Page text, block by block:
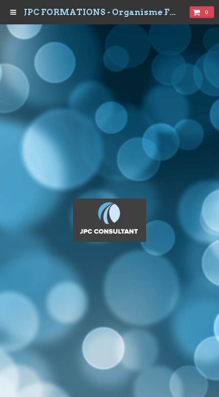
JPC FORMATIONS - Organisme Formations à Dijon 0